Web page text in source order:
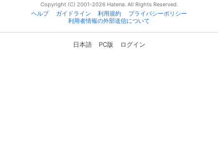
Copyright (C) 2001-2026 Hatena. All Rights Reserved.
ヘルプ
ガイドライン 利用規約
プライバシーポリシー
利用者情報の外部送信について
日本語 PC版 ログイン